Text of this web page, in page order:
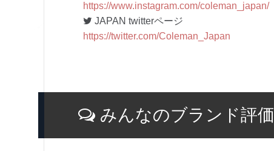
https://www.instagram.com/coleman_japan/
JAPAN twitterページ
https://twitter.com/Coleman_Japan
みんなのブランド評価